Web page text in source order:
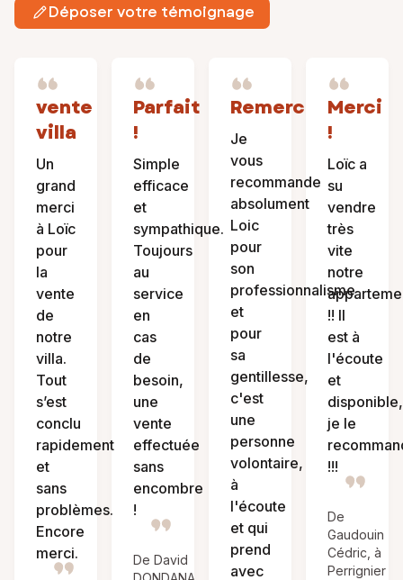
Déposer votre témoignage
vente
villa
Un
grand
merci
à Loïc
pour
la
vente
de
notre
villa.
Tout
s’est
conclu
rapidement
et
sans
problèmes.
Encore
merci.
Parfait
!
Simple
efficace
et
sympathique.
Toujours
au
service
en
cas
de
besoin,
une
vente
effectuée
sans
encombre
!
De David
Remerciement
Je
vous
recommande
absolument
Loic
pour
son
professionnalisme
et
pour
sa
gentillesse,
c'est
une
personne
volontaire,
à
l'écoute
et qui
prend
avec
Merci
!
Loïc a
su
vendre
très
vite
notre
!! Il
est à
l'écoute
et
disponible,
je le
!!!
De
Gaudouin
Cédric, à
Perrignier